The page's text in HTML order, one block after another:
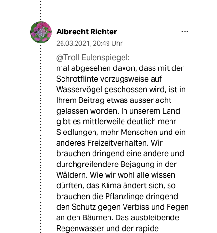
Albrecht Richter
26.03.2021, 20:49 Uhr
@Troll Eulenspiegel:
mal abgesehen davon, dass mit der
Schrotflinte vorzugsweise auf
Wasservögel geschossen wird, ist in
Ihrem Beitrag etwas ausser acht
gelassen worden. In unserem Land
gibt es mittlerweile deutlich mehr
Siedlungen, mehr Menschen und ein
anderes Freizeitverhalten. Wir
brauchen dringend eine andere und
durchgreifendere Bejagung in der
Wäldern. Wie wir wohl alle wissen
dürften, das Klima ändert sich, so
brauchen die Pflanzlinge dringend
den Schutz gegen Verbiss und Fegen
an den Bäumen. Das ausbleibende
Regenwasser und der rapide